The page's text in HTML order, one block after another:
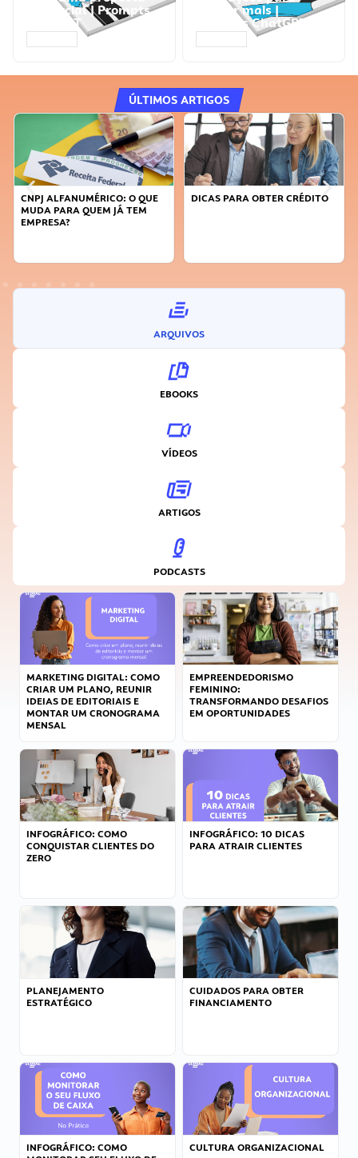
comercial | Prompts
ChatGPT
vender mais |
Prompts ChatGPT
ÚLTIMOS ARTIGOS
CNPJ ALFANUMÉRICO: O QUE
MUDA PARA QUEM JÁ TEM
EMPRESA?
DICAS PARA OBTER CRÉDITO
ARQUIVOS
EBOOKS
VÍDEOS
ARTIGOS
PODCASTS
MARKETING DIGITAL: COMO
CRIAR UM PLANO, REUNIR
IDEIAS DE EDITORIAIS E
MONTAR UM CRONOGRAMA
MENSAL
EMPREENDEDORISMO
FEMININO:
TRANSFORMANDO DESAFIOS
EM OPORTUNIDADES
INFOGRÁFICO: COMO
CONQUISTAR CLIENTES DO
ZERO
INFOGRÁFICO: 10 DICAS
PARA ATRAIR CLIENTES
PLANEJAMENTO
ESTRATÉGICO
CUIDADOS PARA OBTER
FINANCIAMENTO
INFOGRÁFICO: COMO
CULTURA ORGANIZACIONAL